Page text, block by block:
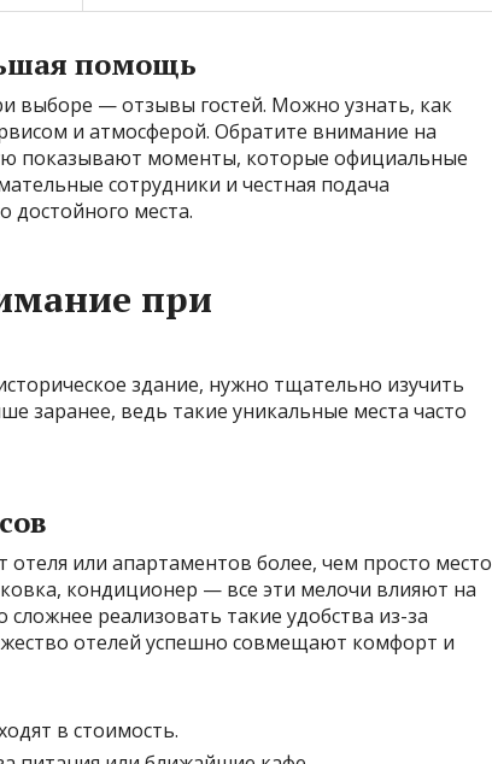
помощь
выборе — отзывы гостей. Можно узнать, как
и атмосферой. Обратите внимание на
показывают моменты, которые официальные
сотрудники и честная подача
места.
при
здание, нужно тщательно изучить
заранее, ведь такие уникальные места часто
или апартаментов более, чем просто место
кондиционер — все эти мелочи влияют на
реализовать такие удобства из-за
отелей успешно совмещают комфорт и
в стоимость.